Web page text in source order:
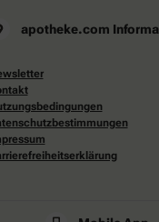
apotheke.com